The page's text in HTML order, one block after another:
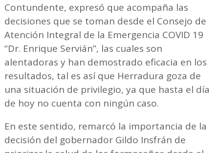
Contundente, expresó que acompaña las
decisiones que se toman desde el Consejo de
Atención Integral de la Emergencia COVID 19
“Dr. Enrique Servián”, las cuales son
alentadoras y han demostrado eficacia en los
resultados, tal es así que Herradura goza de
una situación de privilegio, ya que hasta el día
de hoy no cuenta con ningún caso.
En este sentido, remarcó la importancia de la
decisión del gobernador Gildo Insfrán de